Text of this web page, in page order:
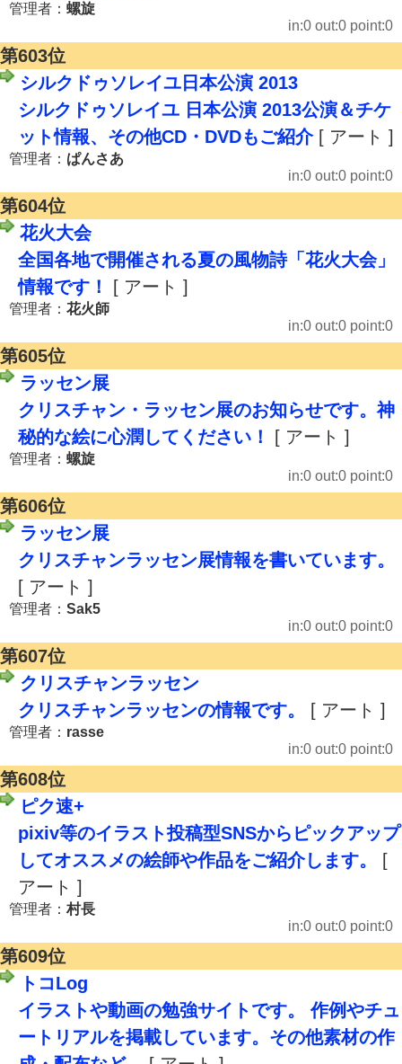
管理者： 螺旋
in:0 out:0 point:0
第603位
シルクドゥソレイユ日本公演 2013
シルクドゥソレイユ 日本公演 2013公演＆チケ
ット情報、その他CD・DVDもご紹介[ アート ]
管理者： ぱんさあ
in:0 out:0 point:0
第604位
花火大会
全国各地で開催される夏の風物詩「花火大会」
情報です！
[ アート ]
管理者： 花火師
in:0 out:0 point:0
第605位
ラッセン展
クリスチャン・ラッセン展のお知らせです。神
秘的な絵に心潤してください！
[ アート ]
管理者： 螺旋
in:0 out:0 point:0
第606位
ラッセン展
クリスチャンラッセン展情報を書いています。
[ アート ]
管理者： Sak5
in:0 out:0 point:0
第607位
クリスチャンラッセン
クリスチャンラッセンの情報です。
[ アート ]
管理者： rasse
in:0 out:0 point:0
第608位
ピク速+
pixiv等のイラスト投稿型SNSからピックアップ
してオススメの絵師や作品をご紹介します。
[
アート ]
管理者： 村長
in:0 out:0 point:0
第609位
トコLog
イラストや動画の勉強サイトです。 作例やチュ
ートリアルを掲載しています。その他素材の作